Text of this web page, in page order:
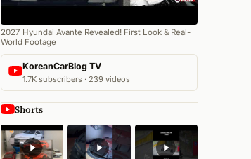
2027 Hyundai Avante Revealed! First Look & Real-
World Footage
KoreanCarBlog TV
1.7K subscribers · 239 videos
Shorts